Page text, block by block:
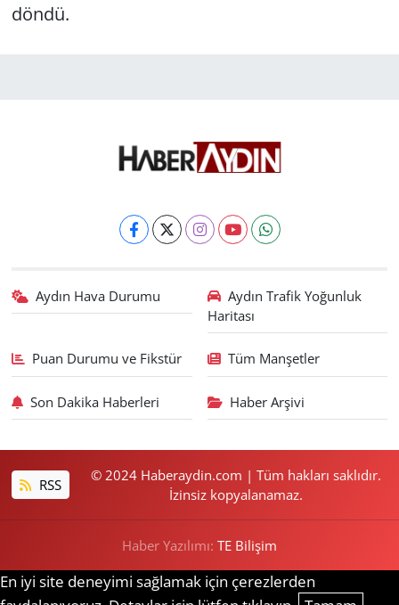
döndü.
Aydın Hava Durumu
Aydın Trafik Yoğunluk
Haritası
Puan Durumu ve Fikstür Tüm Manşetler
Son Dakika Haberleri Haber Arşivi
RSS
© 2024 Haberaydin.com | Tüm hakları saklıdır.
İzinsiz kopyalanamaz.
Haber Yazılımı: TE Bilişim
En iyi site deneyimi sağlamak için çerezlerden